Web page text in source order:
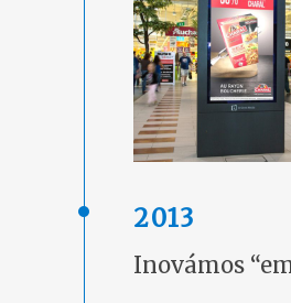
2013
Inovámos